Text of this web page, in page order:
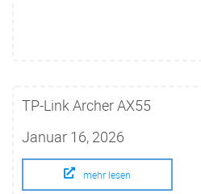
TP-Link Archer AX55
Januar 16, 2026
mehr lesen